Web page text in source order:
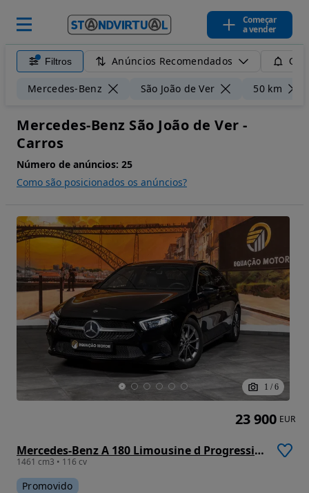
Começar
a vender
Filtros Anúncios Recomendados
Mercedes-Benz São João de Ver 50 km
Mercedes-Benz São João de Ver -
Carros
Número de anúncios: 25
Como são posicionados os anúncios?
1 / 6
Mercedes-Benz A 180 Limousine d Progressive Aut.
1461 cm3 • 116 cv
Promovido
23 900 EUR